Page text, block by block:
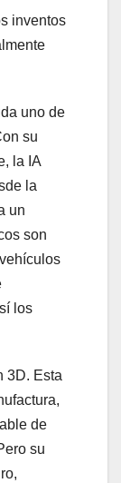
inventos
uno de
su
la IA
la
un
son
los
3D. Esta
de
su